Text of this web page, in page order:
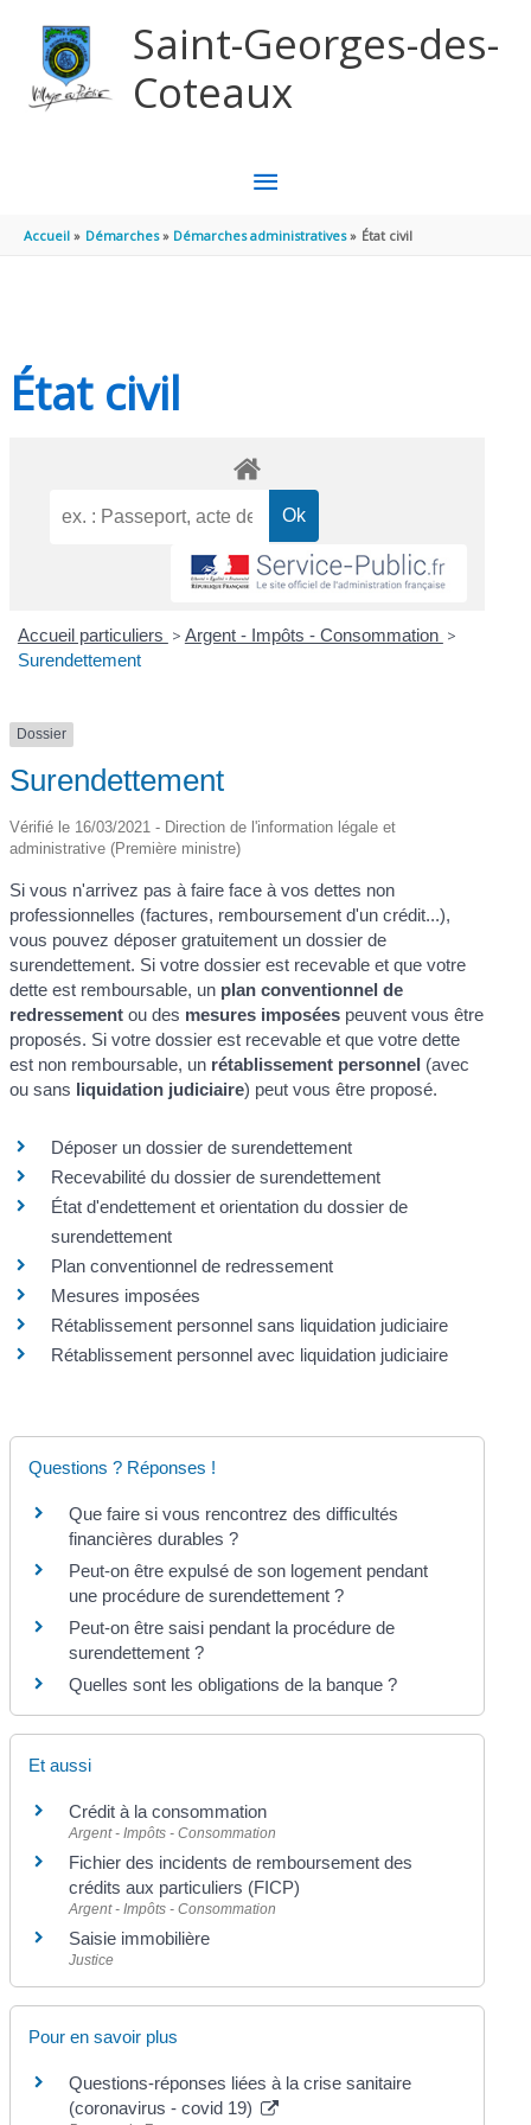
Saint-Georges-des-
Coteaux
MENU
PRINCIPAL
Accueil Démarches Démarches administratives État civil
État civil
Accueil particuliers > Argent - Impôts - Consommation >
Surendettement
Dossier
Surendettement
Vérifié le 16/03/2021 - Direction de l'information légale et
administrative (Première ministre)
Si vous n'arrivez pas à faire face à vos dettes non
professionnelles (factures, remboursement d'un crédit...),
vous pouvez déposer gratuitement un dossier de
surendettement. Si votre dossier est recevable et que votre
dette est remboursable, un plan conventionnel de
redressement ou des mesures imposées peuvent vous être
proposés. Si votre dossier est recevable et que votre dette
est non remboursable, un rétablissement personnel (avec
ou sans liquidation judiciaire) peut vous être proposé.
Déposer un dossier de surendettement
Recevabilité du dossier de surendettement
État d'endettement et orientation du dossier de
surendettement
Plan conventionnel de redressement
Mesures imposées
Rétablissement personnel sans liquidation judiciaire
Rétablissement personnel avec liquidation judiciaire
Questions ? Réponses !
Que faire si vous rencontrez des difficultés
financières durables ?
Peut-on être expulsé de son logement pendant
une procédure de surendettement ?
Peut-on être saisi pendant la procédure de
surendettement ?
Quelles sont les obligations de la banque ?
Et aussi
Crédit à la consommation
Argent - Impôts - Consommation
Fichier des incidents de remboursement des
crédits aux particuliers (FICP)
Argent - Impôts - Consommation
Saisie immobilière
Justice
Pour en savoir plus
Questions-réponses liées à la crise sanitaire
(coronavirus - covid 19)